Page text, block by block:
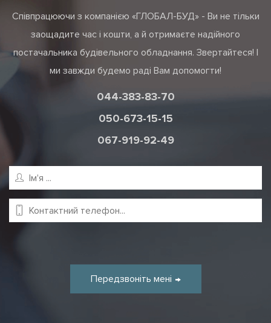
Співпрацюючи з компанією «ГЛОБАЛ-БУД» - Ви не тільки
заощадите час і кошти, а й отримаєте надійного
постачальника будівельного обладнання. Звертайтеся! І
ми завжди будемо раді Вам допомогти!
044-383-83-70
050-673-15-15
067-919-92-49
Передзвоніть мені